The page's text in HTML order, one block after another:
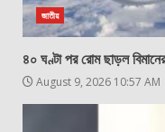
জাতীয়
৪০ ঘণ্টা পর রোম ছাড়ল
August 9, 2026 10:57 AM